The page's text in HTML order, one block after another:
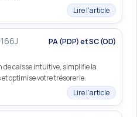
Lire l’article
PA (PDP) et SC (OD)
de caisse intuitive, simplifie la
optimise votre trésorerie.
Lire l’article